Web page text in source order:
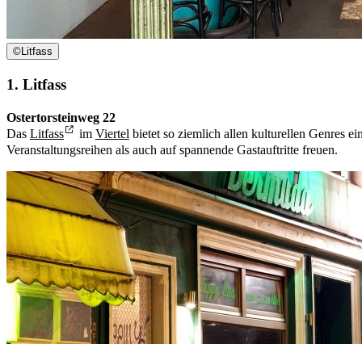
©Litfass
1. Litfass
Ostertorsteinweg 22
Das Litfass im Viertel bietet so ziemlich allen kulturellen Genres
Veranstaltungsreihen als auch auf spannende Gastauftritte freuen.